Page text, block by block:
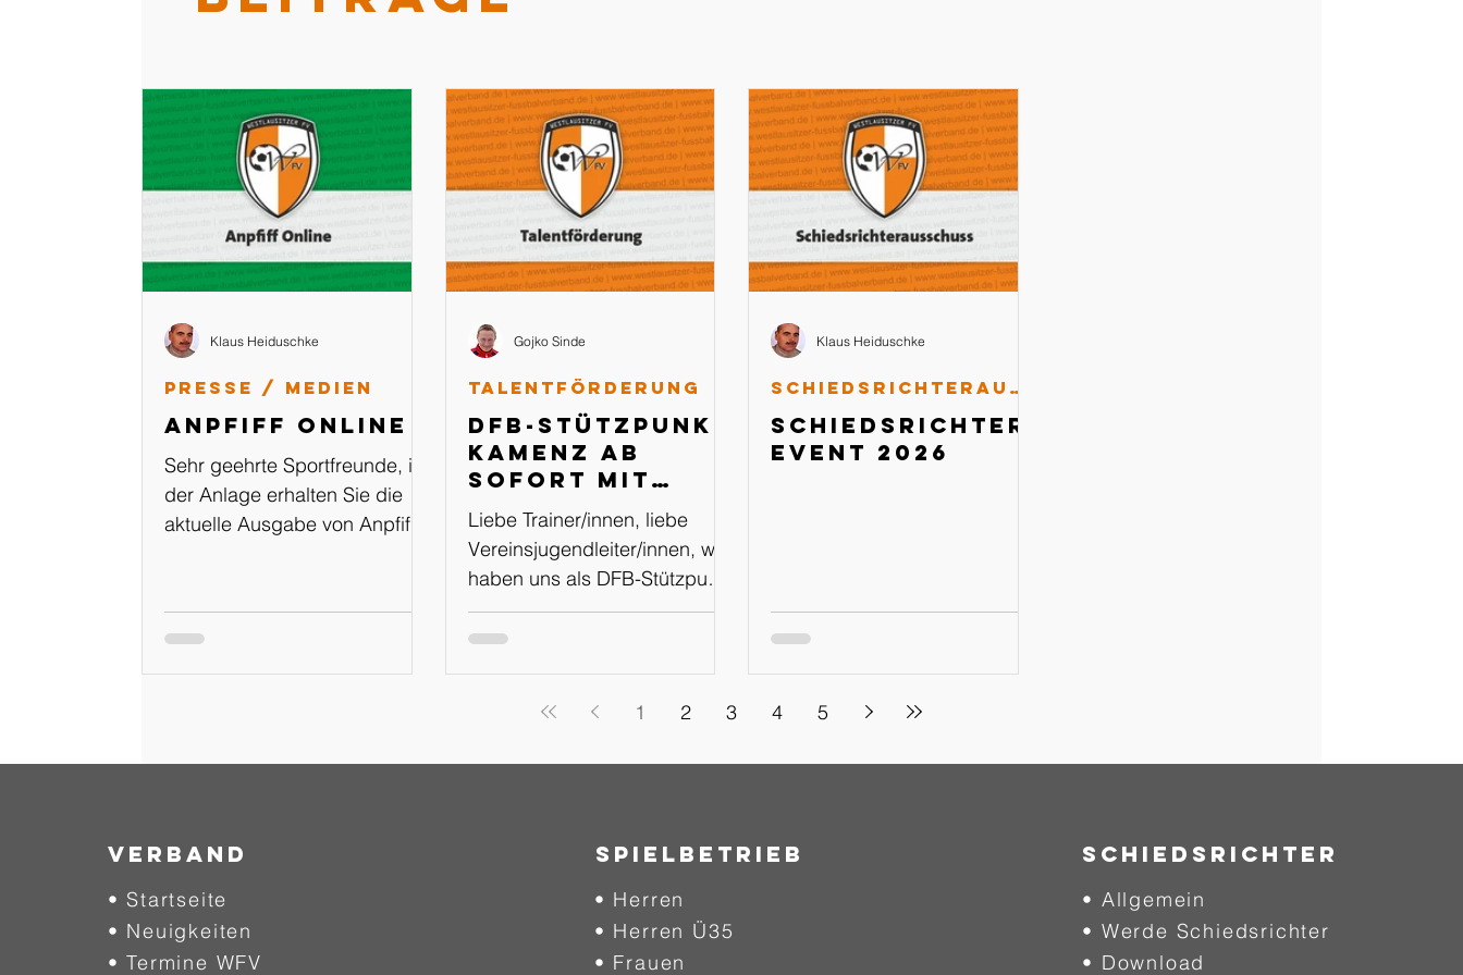
Anpfiff Online
Sehr geehrte Sportfreunde, in
der Anlage erhalten Sie die
aktuelle Ausgabe von Anpfiff
Presse / Medien
Klaus Heiduschke
DFB-Stützpunkt
Kamenz ab
sofort mit
WhatsApp
Kanal
Liebe Trainer/innen, liebe
Vereinsjugendleiter/innen, wir
haben uns als DFB-Stützpunkt
Kamenz für den Schritt
entscheiden, in Zukunft über
Plattformen Instagram und
neue Weg soll mehr
unsere Arbeit am Stützpunkt
schaffen, euch auf kurzem
Weg über Veranstaltungen
Talentförderung
Gojko Sinde
Schiedsrichter-
Event 2026
Schiedsrichterausschuss
Klaus Heiduschke
1 2 3 4 5
Verband
• Startseite
• Neuigkeiten
• Termine WFV
SPIELBETRIEB
• Herren
• Herren Ü35
• Frauen
SCHIEDSRICHTER
• Allgemein
• Werde Schiedsrichter
• Download